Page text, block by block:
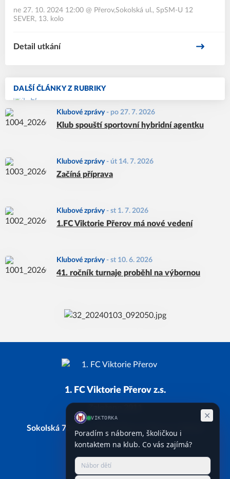
ne 27. 10. 2024 12:00 @ Přerov,Sokolská ul., SpSM-U 12
SEVER, 13. kolo
Detail utkání
DALŠÍ ČLÁNKY Z RUBRIKY
Klubové zprávy- po 27. 7. 2026
Klub spouští sportovní hybridní agentku
Klubové zprávy- út 14. 7. 2026
Začíná příprava
Klubové zprávy- st 1. 7. 2026
1.FC Viktorie Přerov má nové vedení
Klubové zprávy- st 10. 6. 2026
41. ročník turnaje proběhl na výbornou
1. FC Viktorie Přerov z.s.
Sokolská 734/28, 750 02 Přerov, Přerov I-Město
IČ: 66743338
FacebookInstagramYouTube